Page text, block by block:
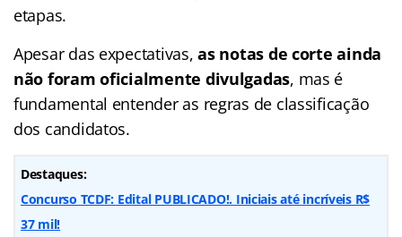
etapas.
Apesar das expectativas, as notas de corte ainda
não foram oficialmente divulgadas, mas é
fundamental entender as regras de classificação
dos candidatos.
Destaques:
Concurso TCDF: Edital PUBLICADO!. Iniciais até incríveis R$
37 mil!